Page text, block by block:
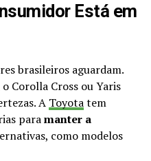
Está em
brasileiros aguardam.
Corolla Cross ou Yaris
A Toyotatem
paramanter a
como modelos